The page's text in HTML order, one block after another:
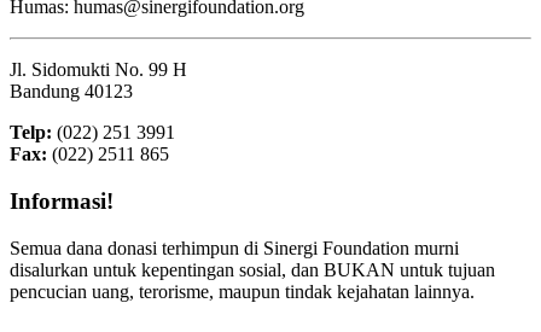
Humas: humas@sinergifoundation.org
Jl. Sidomukti No. 99 H
Bandung 40123
Telp: (022) 251 3991
Fax: (022) 2511 865
Informasi!
Semua dana donasi terhimpun di Sinergi Foundation murni
disalurkan untuk kepentingan sosial, dan BUKAN untuk tujuan
pencucian uang, terorisme, maupun tindak kejahatan lainnya.